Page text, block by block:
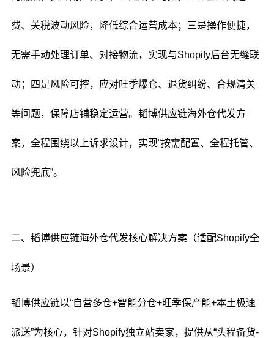
费、关税波动风险，降低综合运营成本；三是操作便捷，
无需手动处理订单、对接物流，实现与Shopify后台无缝联
动；四是风险可控，应对旺季爆仓、退货纠纷、合规清关
等问题，保障店铺稳定运营。韬博供应链海外仓代发方
案，全程围绕以上诉求设计，实现“按需配置、全程托管、
风险兜底”。
二、韬博供应链海外仓代发核心解决方案（适配Shopify全
场景）
韬博供应链以“自营多仓+智能分仓+旺季保产能+本土极速
派送”为核心，针对Shopify独立站卖家，提供从“头程备货-